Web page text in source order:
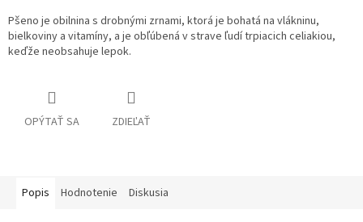
Pšeno je obilnina s drobnými zrnami, ktorá je bohatá na vlákninu,
bielkoviny a vitamíny, a je obľúbená v strave ľudí trpiacich celiakiou,
keďže neobsahuje lepok.
OPÝTAŤ SA ZDIEĽAŤ
Popis Hodnotenie Diskusia